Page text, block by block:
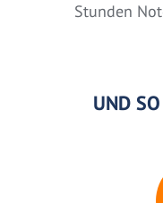
Stunden
UND